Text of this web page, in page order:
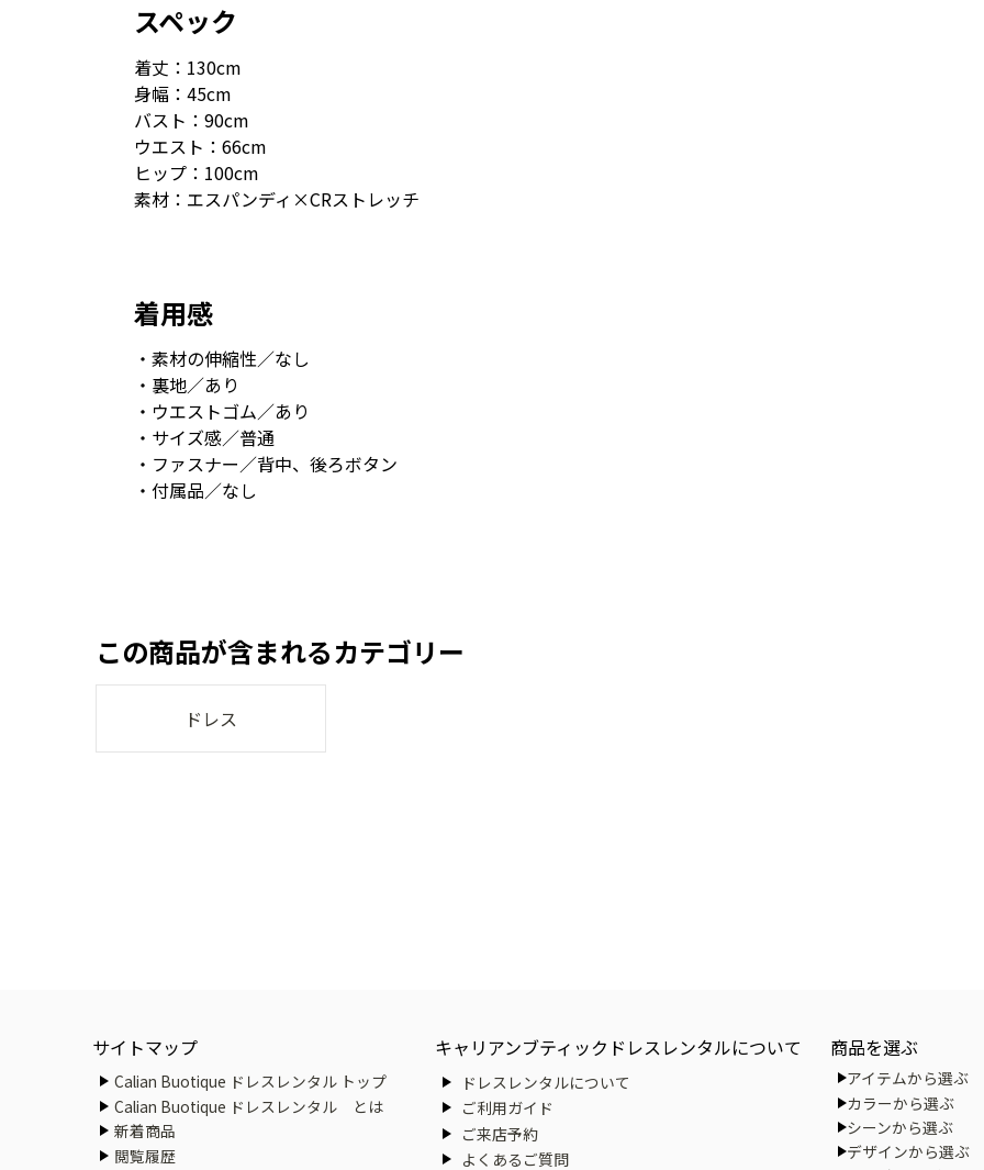
スペック
着丈：130cm
身幅：45cm
バスト：90cm
ウエスト：66cm
ヒップ：100cm
素材：エスパンディ×CRストレッチ
着用感
・素材の伸縮性／なし
・裏地／あり
・ウエストゴム／あり
・サイズ感／普通
・ファスナー／背中、後ろボタン
・付属品／なし
この商品が含まれるカテゴリー
ドレス
サイトマップ
Calian Buotique ドレスレンタル トップ
Calian Buotique ドレスレンタル とは
新着商品
閲覧履歴
キャリアンブティックドレスレンタルについて
ドレスレンタルについて
ご利用ガイド
ご来店予約
よくあるご質問
商品を選ぶ
アイテムから選ぶ
カラーから選ぶ
シーンから選ぶ
デザインから選ぶ